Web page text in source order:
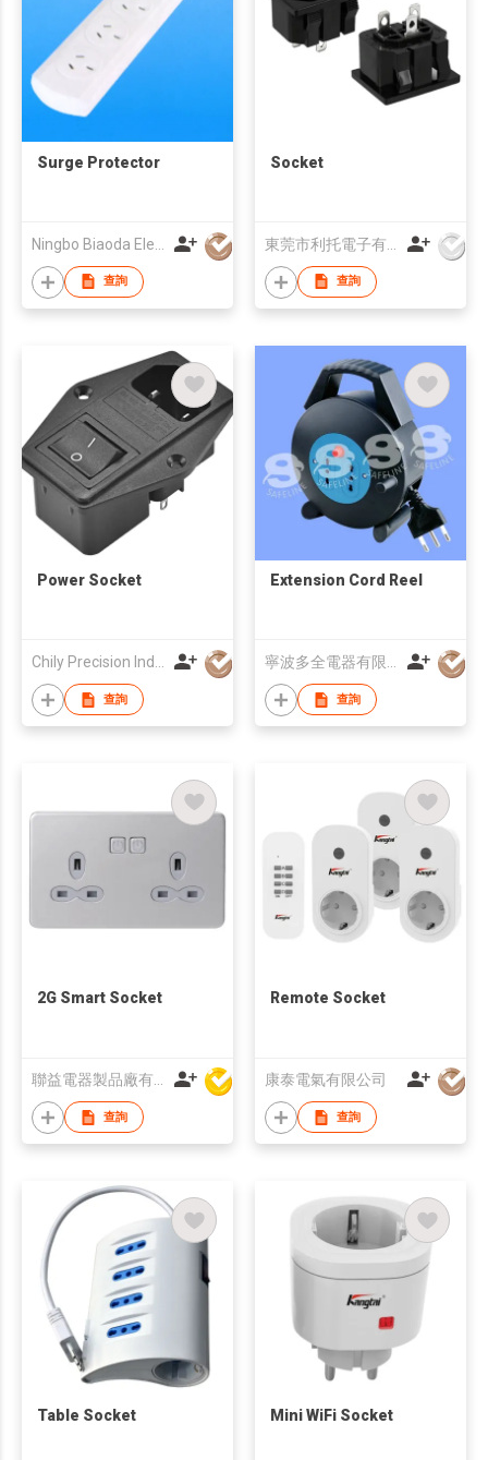
Surge Protector
查詢
Socket
查詢
Power Socket
查詢
Extension Cord Reel
查詢
2G Smart Socket
聯益電器製品廠有限公司
查詢
Remote Socket
康泰電氣有限公司
查詢
Table Socket Mini WiFi Socket